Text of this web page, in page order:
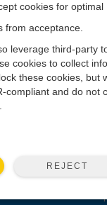
ニュースルーム
パートナー
cookies for optimal
from acceptance.
leverage third-party
cookies to collect
these cookies, but
compliant and do not
REJECT